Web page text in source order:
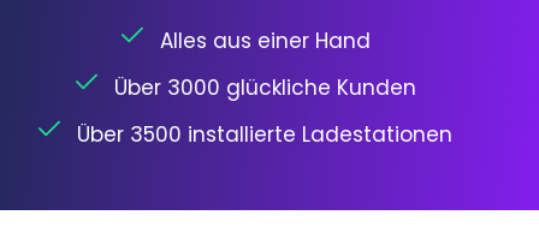
Alles aus einer Hand
Über 3000 glückliche Kunden
Über 3500 installierte Ladestationen